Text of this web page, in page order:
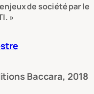
de société par le
»
Baccara, 2018